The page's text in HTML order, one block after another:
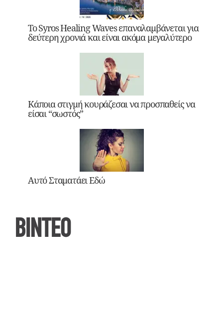
Το Syros Healing Waves επαναλαμβάνεται για
δεύτερη χρονιά και είναι ακόμα μεγαλύτερο
Κάποια στιγμή κουράζεσαι να προσπαθείς να
είσαι “σωστός”
Αυτό Σταματάει Εδώ
ΒΙΝΤΕΟ